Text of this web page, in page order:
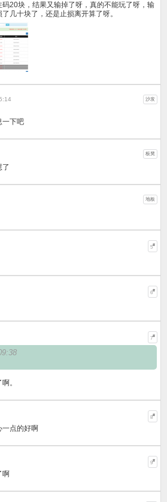
20块，结果又输掉了呀，真的不能玩了呀，输
几十块了，还是止损离开算了呀。
沙发
一下吧
板凳
了
地板
5#
6#
7#
。
8#
一点的好啊
9#
啊